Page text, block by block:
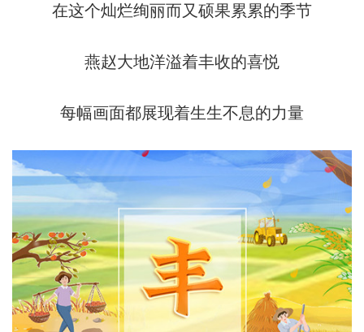
在这个灿烂绚丽而又硕果累累的季节
燕赵大地洋溢着丰收的喜悦
每幅画面都展现着生生不息的力量